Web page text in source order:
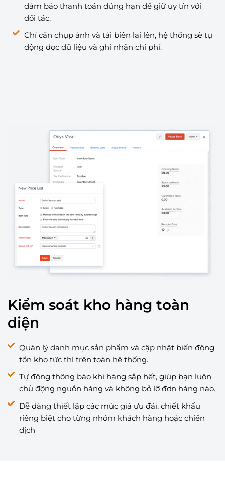
đảm bảo thanh toán đúng hạn để giữ uy tín với
đối tác.
Chỉ cần chụp ảnh và tải biên lai lên, hệ thống sẽ tự
động đọc dữ liệu và ghi nhận chi phí.
Kiểm soát kho hàng toàn
diện
Quàn lý danh mục sản phẩm và cập nhật biến động
tồn kho tức thì trên toàn hệ thống.
Tự động thông báo khi hàng sắp hết, giúp bạn luôn
chủ động nguồn hàng và không bỏ lỡ đơn hàng nào.
Dễ dàng thiết lập các mức giá ưu đãi, chiết khấu
riêng biệt cho từng nhóm khách hàng hoặc chiến
dịch